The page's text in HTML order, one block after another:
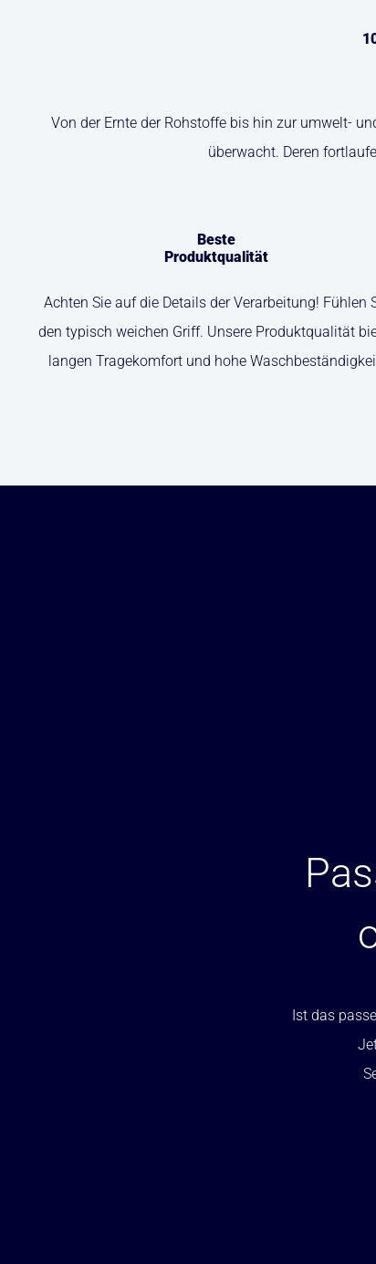
Von der Ernte der Rohstoffe bis hin zur umwelt-
überwacht. Deren
Beste
Produktqualität
Achten Sie auf die Details der Verarbeitung! Fühlen
den typisch weichen Griff. Unsere Produktqualität
langen Tragekomfort und hohe
Ist das